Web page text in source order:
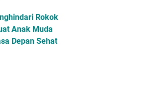
Rokok
Anak Muda
Depan Sehat